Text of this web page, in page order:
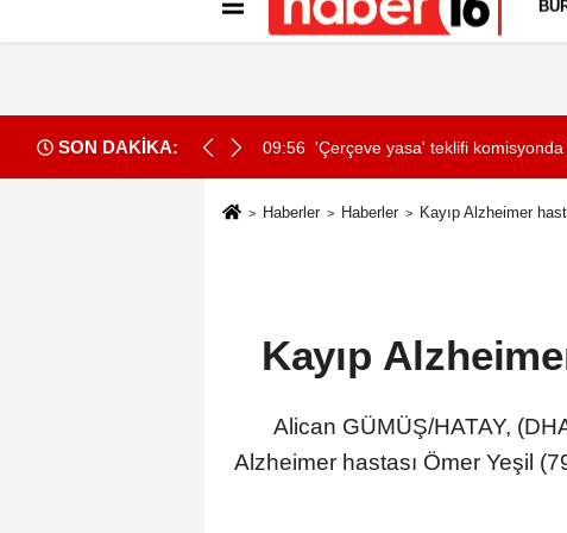
İletişim Gizlilik İlkeleri
SON DAKİKA:
ölmüş 09:56 'Çerçeve yasa' teklifi
Haberler Haberler Kayıp Alzheimer
Kayıp
Alican GÜMÜŞ/HATAY,
Alzheimer hastası Ömer Yeşil